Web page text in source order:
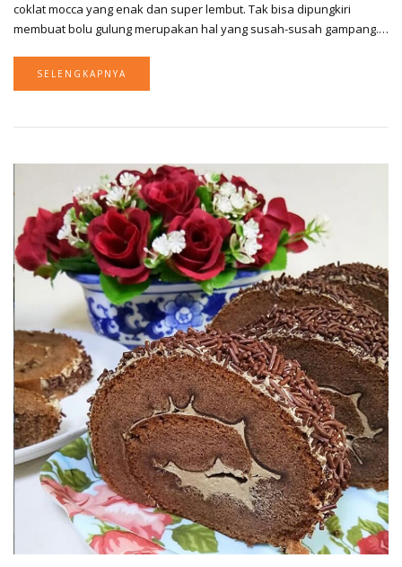
coklat mocca yang enak dan super lembut. Tak bisa dipungkiri
membuat bolu gulung merupakan hal yang susah-susah gampang.…
SELENGKAPNYA